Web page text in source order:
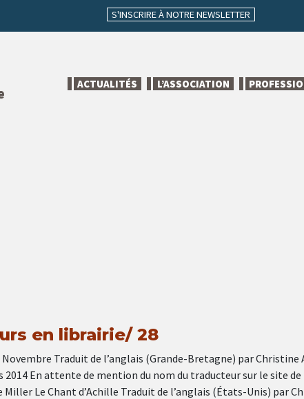
S'INSCRIRE À NOTRE NEWSLETTER
ACTUALITÉS L’ASSOCIATION
en librairie/ 28
Traduit de l’anglais (Grande-Bretagne) par Christine
2014 En attente de mention du nom du traducteur sur le site de
Miller Le Chant d’Achille Traduit de l’anglais (États-Unis) par